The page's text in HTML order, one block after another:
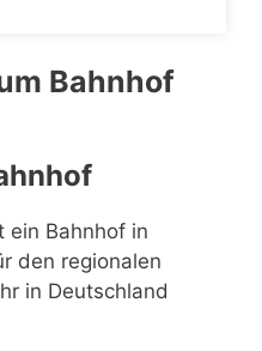
Bahnhof
ein Bahnhof in
den regionalen
in Deutschland